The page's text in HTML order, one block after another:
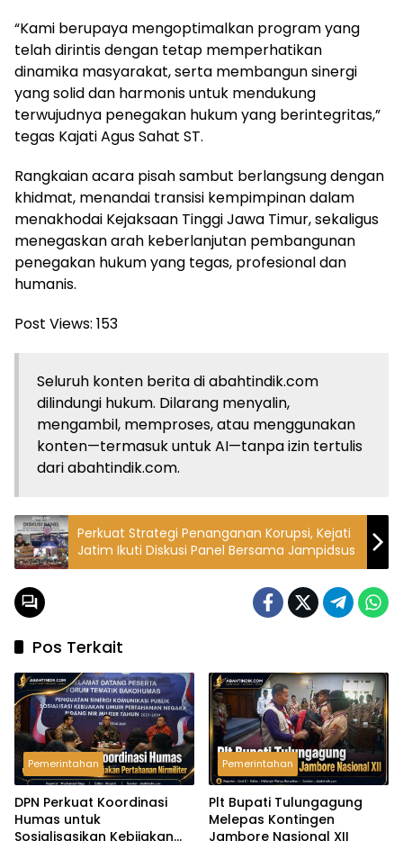
“Kami berupaya mengoptimalkan program yang
telah dirintis dengan tetap memperhatikan
dinamika masyarakat, serta membangun sinergi
yang solid dan harmonis untuk mendukung
terwujudnya penegakan hukum yang berintegritas,”
tegas Kajati Agus Sahat ST.
Rangkaian acara pisah sambut berlangsung dengan
khidmat, menandai transisi kempimpinan dalam
menakhodai Kejaksaan Tinggi Jawa Timur, sekaligus
menegaskan arah keberlanjutan pembangunan
penegakan hukum yang tegas, profesional dan
humanis.
Post Views: 153
Seluruh konten berita di abahtindik.com
dilindungi hukum. Dilarang menyalin,
mengambil, memproses, atau menggunakan
konten—termasuk untuk AI—tanpa izin tertulis
dari abahtindik.com.
Perkuat Strategi Penanganan Korupsi, Kejati
Jatim Ikuti Diskusi Panel Bersama Jampidsus
Pos Terkait
Pemerintahan
DPN Perkuat Koordinasi
Humas untuk
Sosialisasikan Kebijakan
Pemerintahan
Plt Bupati Tulungagung
Melepas Kontingen
Jambore Nasional XII